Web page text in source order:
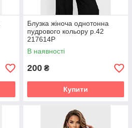
Блузка жіноча однотонна
пудрового кольору р.42
217614P
В наявності
200 ₴
Купити